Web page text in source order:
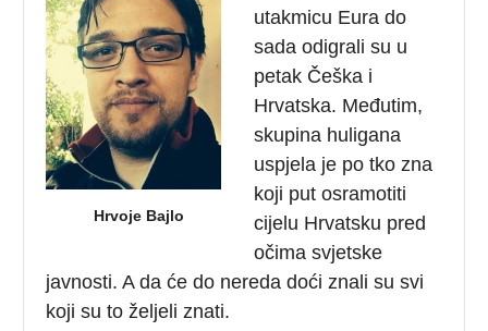
Hrvoje Bajlo
utakmicu Eura do
sada odigrali su u
petak Češka i
Hrvatska. Međutim,
skupina huligana
uspjela je po tko zna
koji put osramotiti
cijelu Hrvatsku pred
očima svjetske
javnosti. A da će do nereda doći znali su svi
koji su to željeli znati.